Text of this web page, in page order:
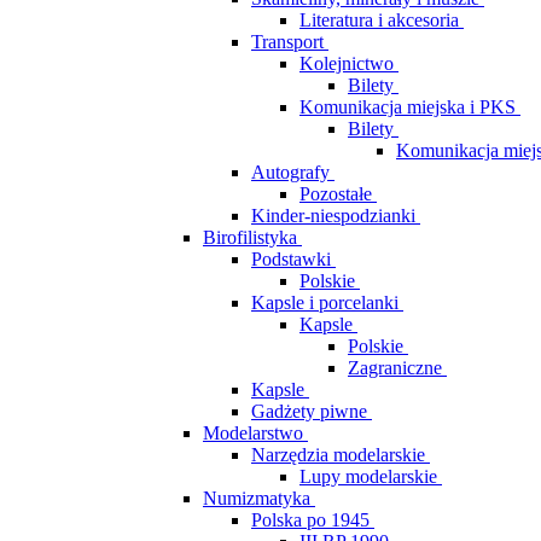
Literatura i akcesoria
Transport
Kolejnictwo
Bilety
Komunikacja miejska i PKS
Bilety
Komunikacja
Autografy
Pozostałe
Kinder-niespodzianki
Birofilistyka
Podstawki
Polskie
Kapsle i porcelanki
Kapsle
Polskie
Zagraniczne
Kapsle
Gadżety piwne
Modelarstwo
Narzędzia modelarskie
Lupy modelarskie
Numizmatyka
Polska po 1945